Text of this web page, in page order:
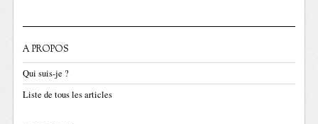
A PROPOS
Qui suis-je ?
Liste de tous les articles